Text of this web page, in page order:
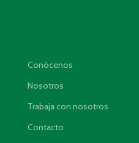
Conócenos
Nosotros
Trabaja con nosotros
Contacto